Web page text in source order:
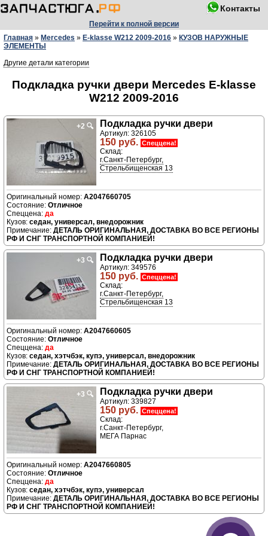
Контакты
Перейти к полной версии
Главная » Mercedes » E-klasse W212 2009-2016 » КУЗОВ НАРУЖНЫЕ
ЭЛЕМЕНТЫ
Другие детали категории
Подкладка ручки двери Mercedes E-klasse
W212 2009-2016
+2 🔍 Подкладка ручки двери
Артикул: 326105
150 руб. Спеццена!
Склад:
г.Санкт-Петербург,
Стрельбищенская 13
A2047660705
Отличное
да
седан, универсал, внедорожник
ДЕТАЛЬ ОРИГИНАЛЬНАЯ, ДОСТАВКА ВО ВСЕ РЕГИОНЫ
РФ И СНГ ТРАНСПОРТНОЙ КОМПАНИЕЙ!
+3 🔍 Подкладка ручки двери
Артикул: 349576
150 руб. Спеццена!
Склад:
г.Санкт-Петербург,
Стрельбищенская 13
A2047660605
Отличное
да
седан, хэтчбэк, купэ, универсал, внедорожник
ДЕТАЛЬ ОРИГИНАЛЬНАЯ, ДОСТАВКА ВО ВСЕ РЕГИОНЫ
РФ И СНГ ТРАНСПОРТНОЙ КОМПАНИЕЙ!
+3 🔍 Подкладка ручки двери
Артикул: 339827
150 руб. Спеццена!
Склад:
г.Санкт-Петербург,
МЕГА Парнас
A2047660805
Отличное
да
седан, хэтчбэк, купэ, универсал
ДЕТАЛЬ ОРИГИНАЛЬНАЯ, ДОСТАВКА ВО ВСЕ РЕГИОНЫ
РФ И СНГ ТРАНСПОРТНОЙ КОМПАНИЕЙ!